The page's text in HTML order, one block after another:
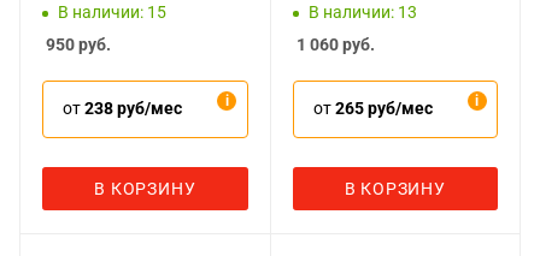
предметов
В наличии: 15
950руб.
от238 руб/мес
В КОРЗИНУ
отверстием) Т10-Т40 37
мм, 7 предметов
В наличии: 13
1 060руб.
от265 руб/мес
В КОРЗИНУ